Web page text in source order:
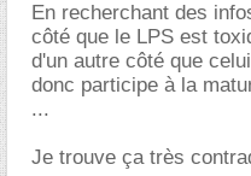
En recherchant des
côté que le LPS est
d'un autre côté que
donc participe à la
...
Je trouve ça très